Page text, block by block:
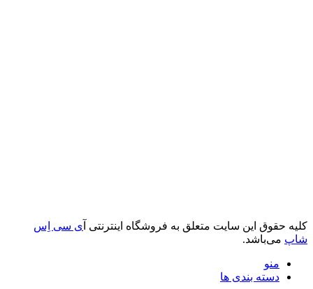
کلیه حقوق این سایت متعلق به فروشگاه اینترنتی آ ی سی اِس
شاپ می‌باشد.
منو
دسته بندی ها